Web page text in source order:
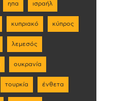
ηπα ισραήλ
κυπριακό κύπρος
λεμεσός
ουκρανία
τουρκία ένθετα